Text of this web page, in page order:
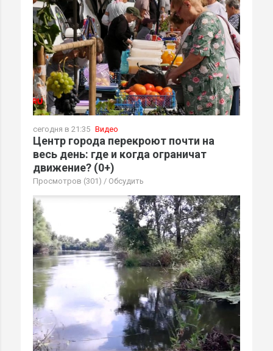
сегодня в 21:35 Видео
Центр города перекроют почти на
весь день: где и когда ограничат
движение? (0+)
Просмотров (301) / Обсудить